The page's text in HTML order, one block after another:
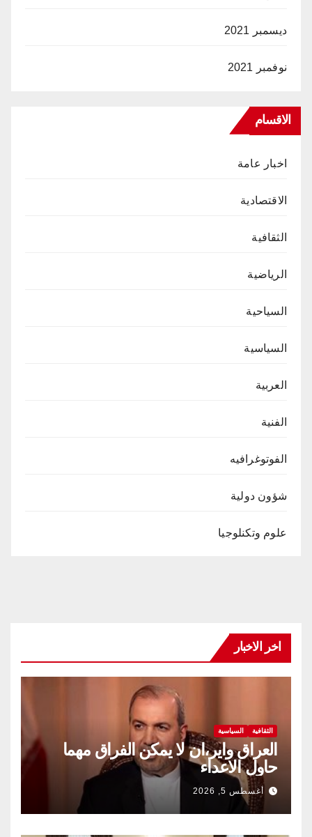
ديسمبر 2021
نوفمبر 2021
الاقسام
اخبار عامة
الاقتصادية
الثقافية
الرياضية
السياحية
السياسية
العربية
الفنية
الفوتوغرافيه
شؤون دولية
علوم وتكنلوجيا
اخر الاخبار
الثقافية السياسية
العراق واير،ان لا يمكن الفراق مهما
حاول الاعداء
أغسطس 5, 2026